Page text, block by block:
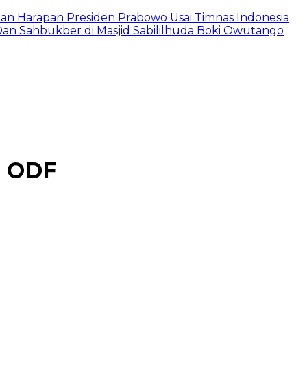
Harapan Presiden Prabowo Usai Timnas Indonesia
Sahbukber di Masjid Sabililhuda Boki Owutango